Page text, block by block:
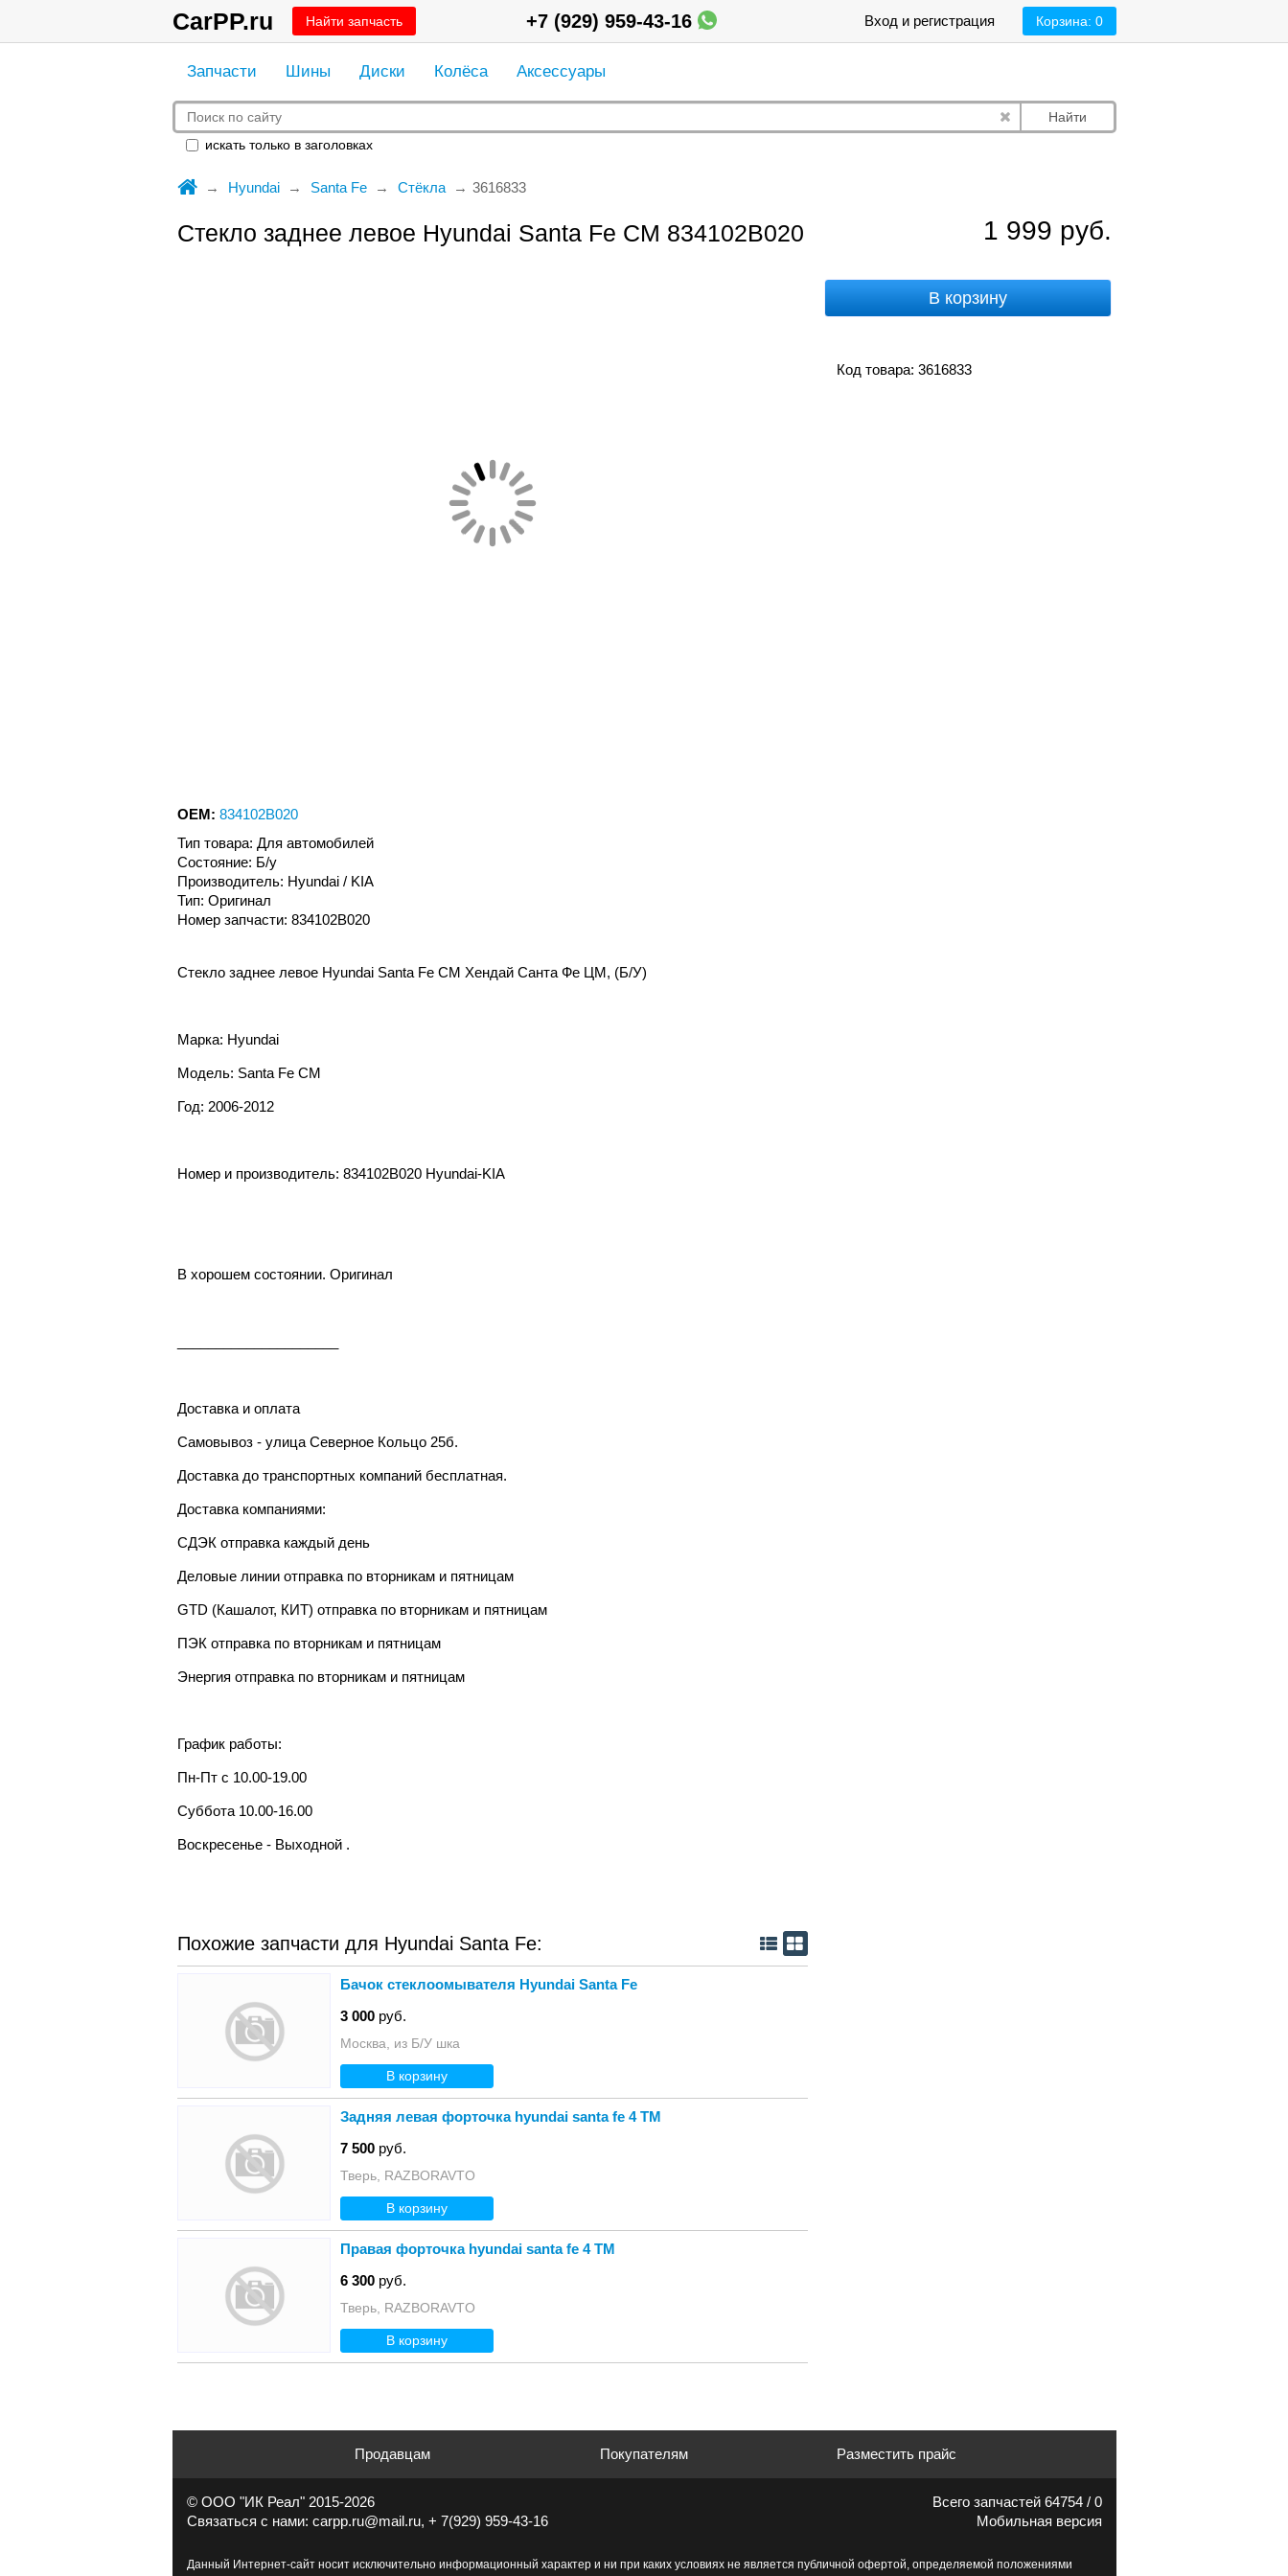
CarPP.ru Найти запчасть Корзина: 0
Вход и регистрация
+7 (929) 959-43-16
Запчасти Шины Диски Колёса Аксессуары
Найти
искать только в заголовках
Hyundai Santa Fe Стёкла 3616833
Стекло заднее левое Hyundai Santa Fe CM 834102B020 1 999 руб.
В корзину
Код товара: 3616833
OEM: 834102B020
Тип товара: Для автомобилей
Состояние: Б/у
Производитель: Hyundai / KIA
Тип: Оригинал
Номер запчасти: 834102B020
Стекло заднее левое Hyundai Santa Fe CM Хендай Санта Фе ЦМ, (Б/У)
Марка: Hyundai
Модель: Santa Fe CM
Год: 2006-2012
Номер и производитель: 834102B020 Hyundai-KIA
В хорошем состоянии. Оригинал
Доставка и оплата
Самовывоз - улица Северное Кольцо 25б.
Доставка до транспортных компаний бесплатная.
Доставка компаниями:
СДЭК отправка каждый день
Деловые линии отправка по вторникам и пятницам
GTD (Кашалот, КИТ) отправка по вторникам и пятницам
ПЭК отправка по вторникам и пятницам
Энергия отправка по вторникам и пятницам
График работы:
Пн-Пт с 10.00-19.00
Суббота 10.00-16.00
Воскресенье - Выходной .
Похожие запчасти для Hyundai Santa Fe:
Бачок стеклоомывателя Hyundai Santa Fe
3 000 руб.
Москва, из Б/У шка
В корзину
Задняя левая форточка hyundai santa fe 4 TM
7 500 руб.
Тверь, RAZBORAVTO
В корзину
Правая форточка hyundai santa fe 4 TM
6 300 руб.
Тверь, RAZBORAVTO
В корзину
Продавцам Покупателям Разместить прайс
© ООО "ИК Реал" 2015-2026
Связаться с нами: carpp.ru@mail.ru, + 7(929) 959-43-16
Всего запчастей 64754 / 0
Мобильная версия
Данный Интернет-сайт носит исключительно информационный характер и ни при каких условиях не является публичной офертой, определяемой положениями